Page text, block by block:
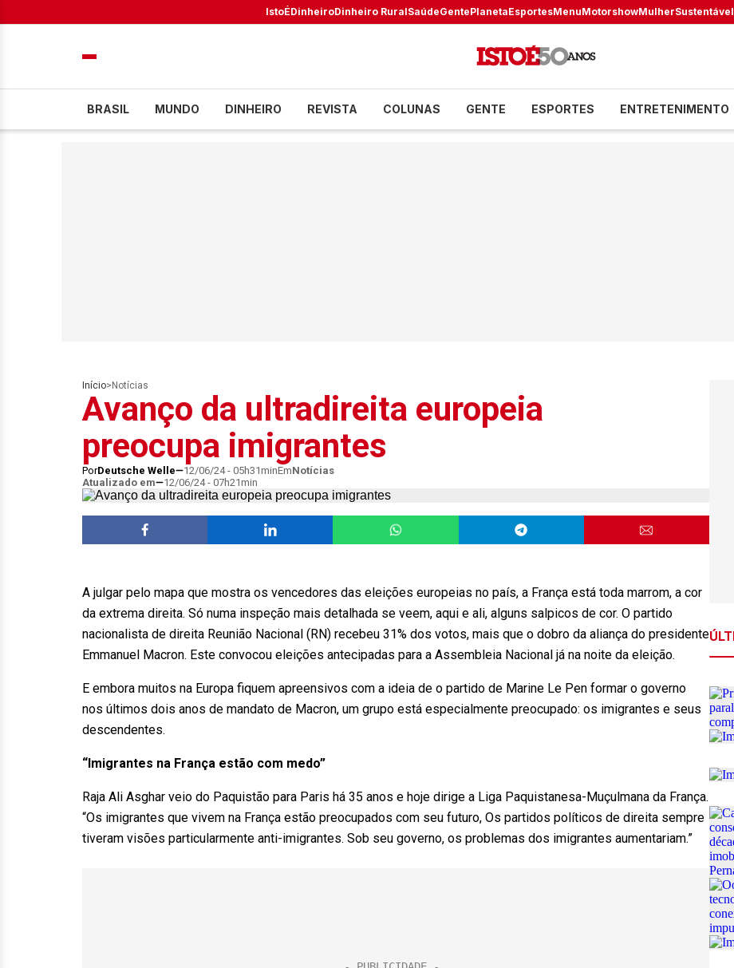
IstoÉDinheiroDinheiro RuralSaúdeGentePlanetaEsportesMenuMotorshowMulherSustentável
BRASIL MUNDO DINHEIRO REVISTA COLUNAS GENTE ESPORTES ENTRETENIMENTO
Início> Notícias
Avanço da ultradireita europeia
preocupa imigrantes
PorDeutsche Welle 12/06/24 - 05h31minEmNotícias
Atualizado em
12/06/24 - 07h21min
A julgar pelo mapa que mostra os vencedores das eleições europeias no país, a França está toda marrom, a cor
da extrema direita. Só numa inspeção mais detalhada se veem, aqui e ali, alguns salpicos de cor. O partido
nacionalista de direita Reunião Nacional (RN) recebeu 31% dos votos, mais que o dobro da aliança do presidente
Emmanuel Macron. Este convocou eleições antecipadas para a Assembleia Nacional já na noite da eleição.
E embora muitos na Europa fiquem apreensivos com a ideia de o partido de Marine Le Pen formar o governo
nos últimos dois anos de mandato de Macron, um grupo está especialmente preocupado: os imigrantes e seus
descendentes.
“Imigrantes na França estão com medo”
Raja Ali Asghar veio do Paquistão para Paris há 35 anos e hoje dirige a Liga Paquistanesa-Muçulmana da França.
“Os imigrantes que vivem na França estão preocupados com seu futuro, Os partidos políticos de direita sempre
tiveram visões particularmente anti-imigrantes. Sob seu governo, os problemas dos imigrantes aumentariam.”